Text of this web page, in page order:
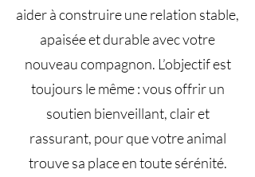
aider à construire une relation stable,
apaisée et durable avec votre
nouveau compagnon. L’objectif est
toujours le même : vous offrir un
soutien bienveillant, clair et
rassurant, pour que votre animal
trouve sa place en toute sérénité.